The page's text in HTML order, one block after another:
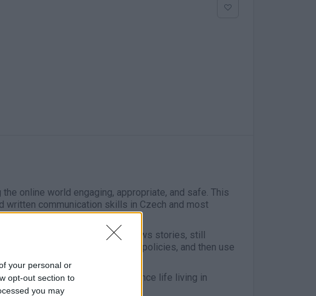
your personal or
opt-out section to
you may
online world engaging, appropriate, and safe. This
communication skills in Czech and most
content such as videos, news stories, still
the aim to enforce the client's policies, and then use
and you would like to experience life living in
for you!